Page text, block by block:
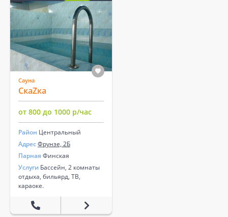
Сауна
СкаZка
от 800 до 1000 р/час
Район Центральный
АдресФрунзе, 2Б
Парная Финская
Услуги Бассейн, 2 комнаты
отдыха, бильярд, ТВ,
караоке.